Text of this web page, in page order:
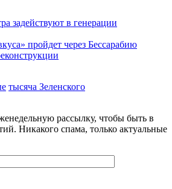
задействуют в генерации
пройдет через Бессарабию
тысяча Зеленского
рассылку, чтобы быть в
Никакого спама, только актуальные